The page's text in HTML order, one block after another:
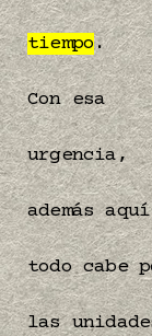
tiempo.
Con esa
urgencia,
además aquí
todo cabe
las